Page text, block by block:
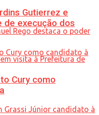
Gutierrez e
de execução dos
Cury como